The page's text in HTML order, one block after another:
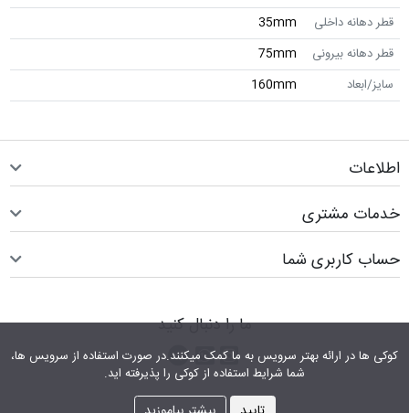
کوکی ها در ارائه بهتر سرویس‎ به ما کمک می‎کنند.در صورت استفاده از سرویس ها،
شما شرایط استفاده از کوکی را پذیرفته اید.
قطر دهانه داخلی
35mm
قطر دهانه بیرونی
75mm
سایز/ابعاد
160mm
اطلاعات
خدمات مشتری
حساب کاربری شما
ما را دنبال کنید
اینستاگرام
پیام رسان واتس اپ
کانال تلگرام